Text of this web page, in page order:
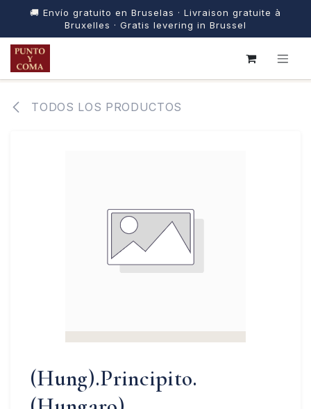
🚚 Envío gratuito en Bruselas · Livraison gratuite à
Bruxelles · Gratis levering in Brussel
IR AL CONTENIDO
TODOS LOS PRODUCTOS
(Hung).Principito.